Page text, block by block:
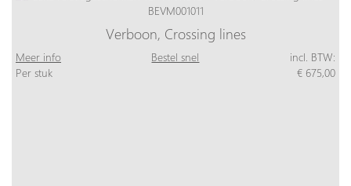
Verboon, Crossing lines
Meer info Bestel snel
incl. BTW:
Per stuk
€ 675,00